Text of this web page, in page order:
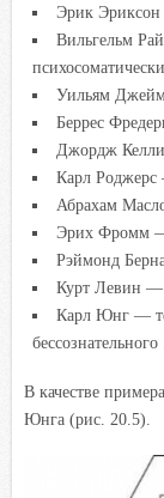
Эрик Эриксон
Вильгельм
Уильям
Беррес
Джордж Келли
Карл Роджерс
Абрахам
Эрих Фромм —
Рэймонд
Курт Левин —
Карл Юнг —
бессознательного .
В качестве
Юнга (рис. 20.5).